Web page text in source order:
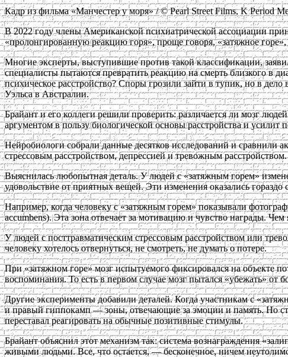
Кадр из фильма «Манчестер у моря» / © Pearl Street Films, K Period
В 2022 году члены Американской психиатрической ассоциации
«пролонгированную реакцию горя», проще говоря, «затяжное
Многие эксперты, выступившие против такой классификации,
специалисты пытаются превратить реакцию на смерть близкого в
психическое расстройство? Споры грозили зайти в тупик, но в
Уэльса в Австралии.
Брайант и его коллеги решили проверить: различается ли мозг
аргументом в пользу биологической основы расстройства и усилит
Нейробиологи собрали данные десятков исследований и сравнили
стрессовым расстройством, депрессией и тревожным расстройством.
Выяснилась любопытная деталь. У людей с «затяжным горем»
удовольствие от приятных вещей. Эти изменения оказались
Например, когда человеку с «затяжным горем» показывали
accumbens). Эта зона отвечает за мотивацию и чувство награды.
У людей с посттравматическим стрессовым расстройством или
человеку хотелось отвернуться, не смотреть, не думать о потере.
При «затяжном горе» мозг испытуемого фиксировался на объекте
воспоминания. То есть в первом случае мозг пытался «убежать» от
Другие эксперименты добавили деталей. Когда участникам с
и правый гиппокамп — зоны, отвечающие за эмоции и память. Но
переставал реагировать на обычные позитивные стимулы.
Брайант объяснил этот механизм так: система вознаграждения
живыми людьми. Все, что остается, — бесконечное, ничем